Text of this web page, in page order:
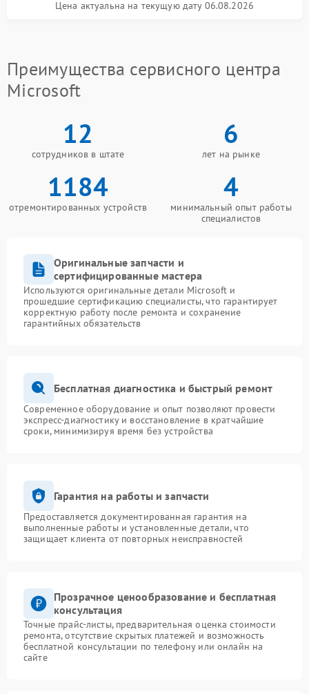
Цена актуальна на текущую дату 06.08.2026
Преимущества сервисного центра
Microsoft
12
сотрудников в штате
6
лет на рынке
1184
отремонтированных устройств
4
минимальный опыт работы
специалистов
Оригинальные запчасти и
сертифицированные мастера
Используются оригинальные детали Microsoft и
прошедшие сертификацию специалисты, что гарантирует
корректную работу после ремонта и сохранение
гарантийных обязательств
Бесплатная диагностика и быстрый ремонт
Современное оборудование и опыт позволяют провести
экспресс-диагностику и восстановление в кратчайшие
сроки, минимизируя время без устройства
Гарантия на работы и запчасти
Предоставляется документированная гарантия на
выполненные работы и установленные детали, что
защищает клиента от повторных неисправностей
Прозрачное ценообразование и бесплатная
консультация
Точные прайс-листы, предварительная оценка стоимости
ремонта, отсутствие скрытых платежей и возможность
бесплатной консультации по телефону или онлайн на
сайте